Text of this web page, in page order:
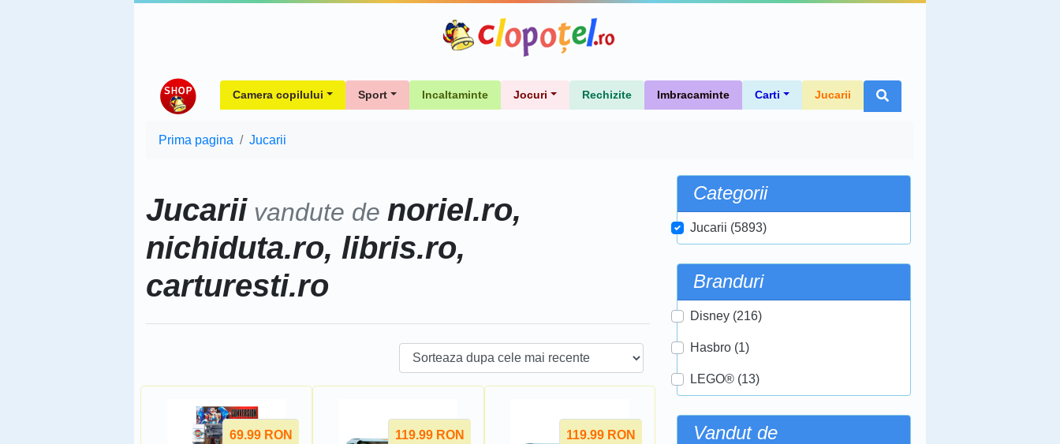
Camera copilului Sport Incaltaminte Jocuri Rechizite Imbracaminte Carti Jucarii
Prima pagina Jucarii
Jucarii vandute de noriel.ro,
nichiduta.ro, libris.ro,
carturesti.ro
69.99 RON 119.99 RON 119.99 RON
Categorii
Jucarii (5893)
Branduri
Disney (216)
Hasbro (1)
LEGO® (13)
Vandut de